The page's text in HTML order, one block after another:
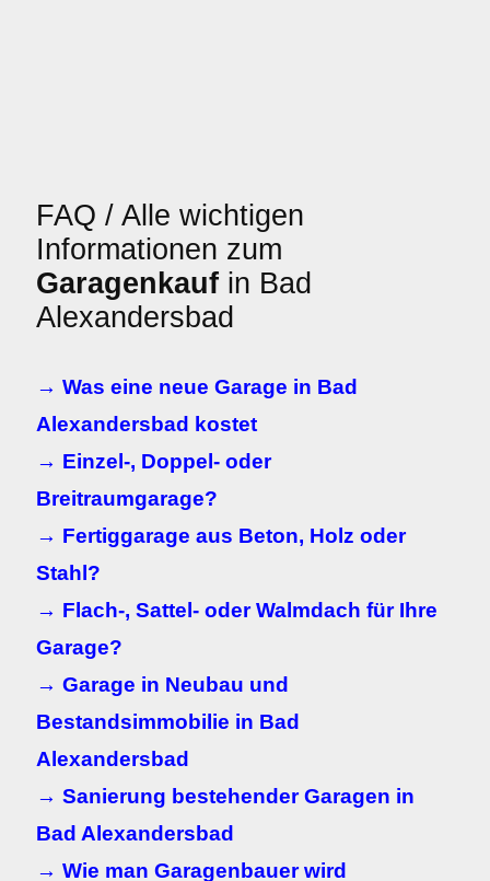
FAQ / Alle wichtigen
Informationen zum
Garagenkauf in Bad
Alexandersbad
→ Was eine neue Garage in Bad
Alexandersbad kostet
→ Einzel-, Doppel- oder
Breitraumgarage?
→ Fertiggarage aus Beton, Holz oder
Stahl?
→ Flach-, Sattel- oder Walmdach für Ihre
Garage?
→ Garage in Neubau und
Bestandsimmobilie in Bad
Alexandersbad
→ Sanierung bestehender Garagen in
Bad Alexandersbad
→ Wie man Garagenbauer wird